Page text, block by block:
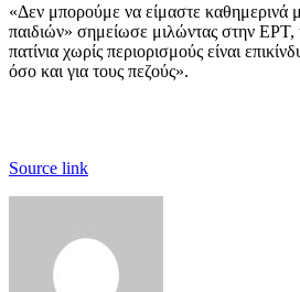
«Δεν μπορούμε να είμαστε καθημερινά
παιδιών» σημείωσε μιλώντας στην ΕΡΤ,
πατίνια χωρίς περιορισμούς είναι
όσο και για τους πεζούς».
Source link